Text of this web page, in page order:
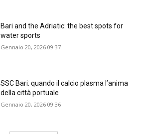
Bari and the Adriatic: the best spots for
water sports
Gennaio 20, 2026 09:37
SSC Bari: quando il calcio plasma l’anima
della città portuale
Gennaio 20, 2026 09:36